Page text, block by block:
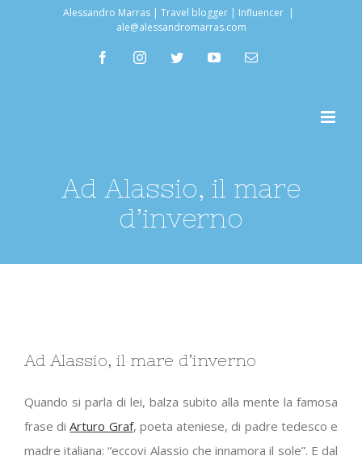
Alessandro Marras | Travel blogger | Influencer |
ale@alessandromarras.com
facebookinstagramtwitter youtubeEmail
Ad Alassio, il mare
d’inverno
immagine
Ad Alassio, il mare d’inverno
Quando si parla di lei, balza subito alla mente la famosa
frase diArturo Graf, poeta ateniese, di padre tedesco e
madre italiana: “eccovi Alassio che innamora il sole”. E dal